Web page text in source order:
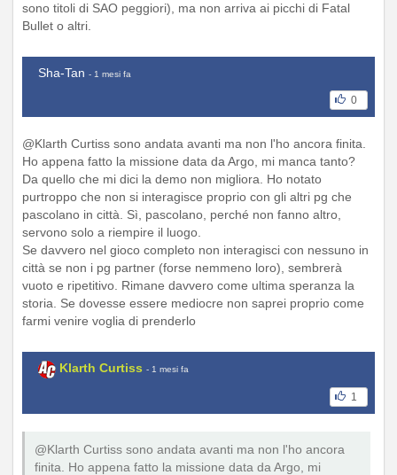
sono titoli di SAO peggiori), ma non arriva ai picchi di Fatal
Bullet o altri.
Sha-Tan - 1 mesi fa
0
@Klarth Curtiss sono andata avanti ma non l'ho ancora finita.
Ho appena fatto la missione data da Argo, mi manca tanto?
Da quello che mi dici la demo non migliora. Ho notato
purtroppo che non si interagisce proprio con gli altri pg che
pascolano in città. Sì, pascolano, perché non fanno altro,
servono solo a riempire il luogo.
Se davvero nel gioco completo non interagisci con nessuno in
città se non i pg partner (forse nemmeno loro), sembrerà
vuoto e ripetitivo. Rimane davvero come ultima speranza la
storia. Se dovesse essere mediocre non saprei proprio come
farmi venire voglia di prenderlo
Klarth Curtiss - 1 mesi fa
1
@Klarth Curtiss sono andata avanti ma non l'ho ancora
finita. Ho appena fatto la missione data da Argo, mi